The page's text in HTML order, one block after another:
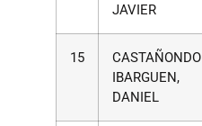
JAVIER
15
CASTAÑONDO
IBARGUEN,
DANIEL